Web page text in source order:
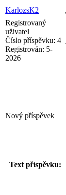
KarlozsK2
Registrovaný
uživatel
Číslo příspěvku: 4
Registrován: 5-
2026
Nový příspěvek
Text příspěvku: